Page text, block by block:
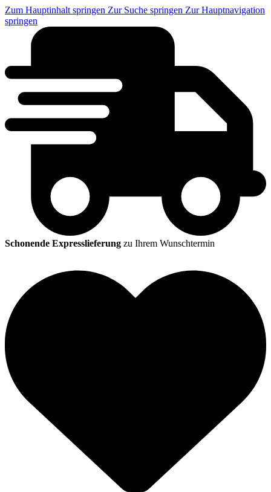
Zum Hauptinhalt springen Zur Suche springen Zur Hauptnavigation
springen
Schonende Expresslieferung zu Ihrem Wunschtermin